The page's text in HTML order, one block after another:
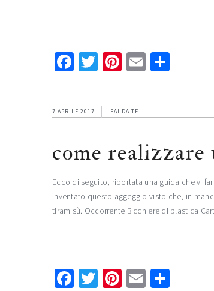
Facebook
TwitterPinterest
Email
7 APRILE 2017 FAI DA TE
come realizzare
Ecco di seguito, riportata una guida che vi
inventato questo aggeggio visto che, in
tiramisù. Occorrente Bicchiere di plastica
Facebook
TwitterPinterest
Email